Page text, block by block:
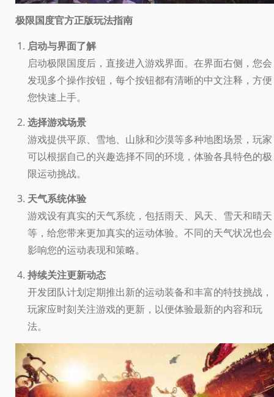
极限国度官方正版玩法指南
启动与界面了解
启动极限国度后，直接进入游戏界面。在界面右侧，您会
发现多个操作按钮，每个按钮都有清晰的中文注释，方便
您快速上手。
选择游戏场景
游戏提供平原、雪地、山脉和沙漠等多种地图场景，玩家
可以根据自己的兴趣选择不同的环境，体验各具特色的极
限运动挑战。
天气系统体验
游戏设有真实的天气系统，包括雨天、风天、雪天和晴天
等，给您带来更加真实的运动体验。不同的天气状况也会
影响您的运动表现和策略。
持续关注更新动态
开发团队计划定期推出新的运动装备和丰富的特技挑战，
玩家应时刻关注游戏的更新，以便体验最新的内容和玩
法。